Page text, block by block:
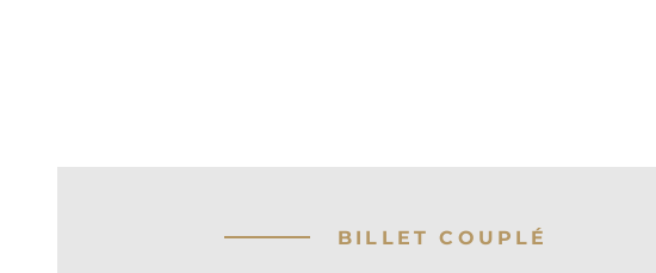
BILLET COUPLÉ